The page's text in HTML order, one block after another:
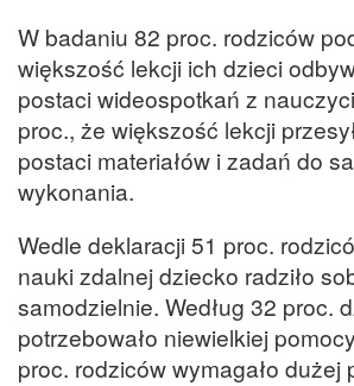
W badaniu 82 proc. rodziców
większość lekcji ich dzieci
postaci wideospotkań z
proc., że większość lekcji
postaci materiałów i zadań do
wykonania.
Wedle deklaracji 51 proc.
nauki zdalnej dziecko radziło
samodzielnie. Według 32 proc.
potrzebowało niewielkiej
proc. rodziców wymagało dużej